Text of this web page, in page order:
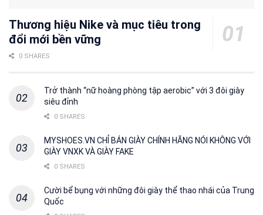
Thương hiệu Nike và mục tiêu trong
đổi mới bền vững
0 SHARES
Trở thành “nữ hoàng phòng tập aerobic” với 3 đôi giày
siêu đỉnh
0 SHARES
MYSHOES.VN CHỈ BÁN GIÀY CHÍNH HÃNG NÓI KHÔNG VỚI
GIÀY VNXK VÀ GIÀY FAKE
0 SHARES
Cười bể bụng với những đôi giày thể thao nhái của Trung
Quốc